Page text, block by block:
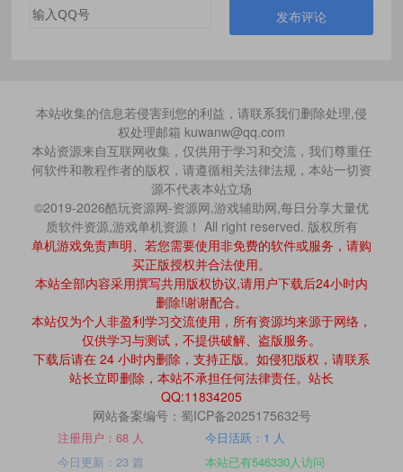
发布评论
本站收集的信息若侵害到您的利益，请联系我们删除处理,侵
权处理邮箱 kuwanw@qq.com
本站资源来自互联网收集，仅供用于学习和交流，我们尊重任
何软件和教程作者的版权，请遵循相关法律法规，本站一切资
源不代表本站立场
©2019-2026酷玩资源网-资源网,游戏辅助网,每日分享大量优
质软件资源,游戏单机资源！ All right reserved. 版权所有
单机游戏免责声明、若您需要使用非免费的软件或服务，请购
买正版授权并合法使用。
本站全部内容采用撰写共用版权协议,请用户下载后24小时内
删除!谢谢配合。
本站仅为个人非盈利学习交流使用，所有资源均来源于网络，
仅供学习与测试，不提供破解、盗版服务。
下载后请在 24 小时内删除，支持正版。如侵犯版权，请联系
站长立即删除，本站不承担任何法律责任。站长
QQ:11834205
网站备案编号：蜀ICP备2025175632号
注册用户：68 人
今日活跃：1 人
今日更新：23 篇
本站已有546330人访问